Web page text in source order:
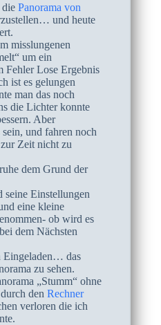
die Panorama von
und heute
misslungenen
um ein
Fehler Lose Ergebnis
ist es gelungen
man das noch
die Lichter konnte
Aber
und fahren noch
Zeit nicht zu
dem Grund der
seine Einstellungen
eine kleine
ob wird es
dem Nächsten
Eingeladen… das
zu sehen.
„Stumm“ ohne
den Rechner
verloren die ich